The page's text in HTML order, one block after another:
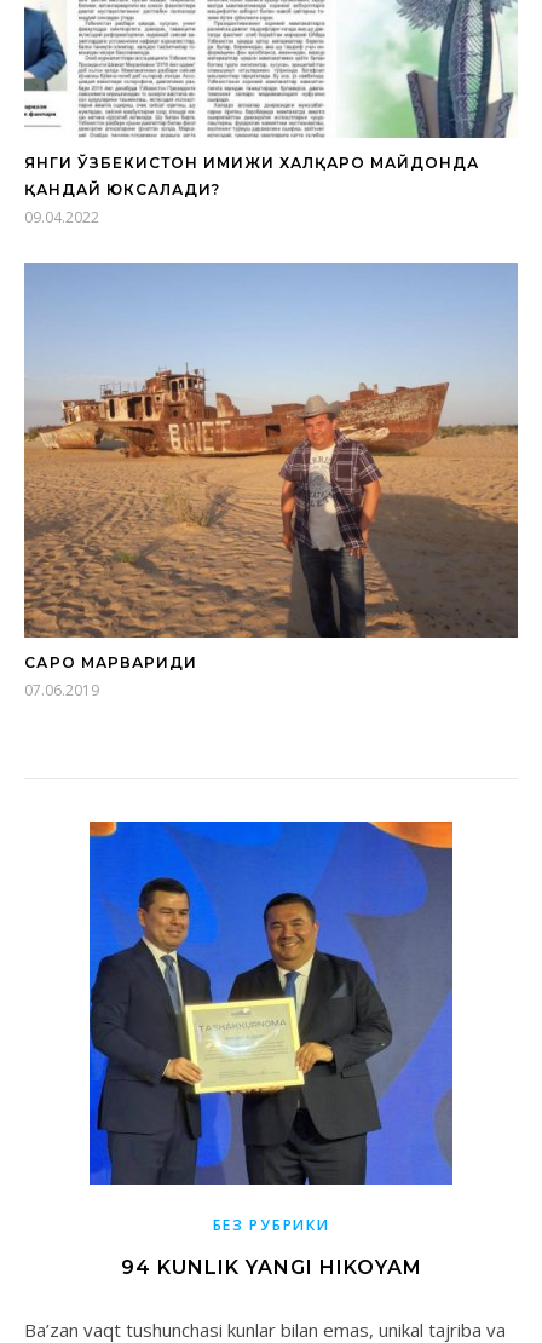
ЯНГИ ЎЗБЕКИСТОН ИМИЖИ ХАЛҚАРО МАЙДОНДА
ҚАНДАЙ ЮКСАЛАДИ?
09.04.2022
САҲРО МАРВАРИДИ
07.06.2019
БЕЗ РУБРИКИ
94 KUNLIK YANGI HIKOYAM
Ba’zan vaqt tushunchasi kunlar bilan emas, unikal tajriba va